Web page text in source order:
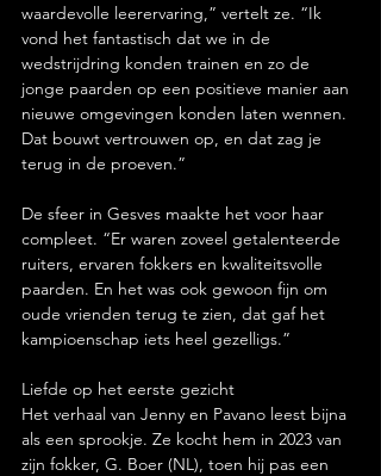
waardevolle leerervaring,” vertelt ze. “Ik
vond het fantastisch dat we in de
wedstrijdring konden trainen en zo de
jonge paarden op een positieve manier aan
nieuwe omgevingen konden laten wennen.
Dat bouwt vertrouwen op, en dat zag je
terug in de proeven.”
De sfeer in Gesves maakte het voor haar
compleet. “Er waren zoveel getalenteerde
ruiters, ervaren fokkers en kwaliteitsvolle
paarden. En het was ook gewoon fijn om
oude vrienden terug te zien, dat gaf het
kampioenschap iets heel gezelligs.”
Liefde op het eerste gezicht
Het verhaal van Jenny en Pavano leest bijna
als een sprookje. Ze kocht hem in 2023 van
zijn fokker, G. Boer (NL), toen hij pas een